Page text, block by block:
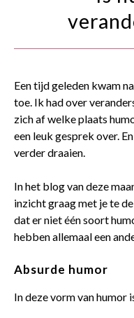
Een tijd geleden kwam
toe. Ik had over
zich af welke plaats
een leuk gesprek over.
verder draaien.
In het blog van deze
inzicht graag met je te
dat er niet één soort
hebben allemaal een
Absurde humor
In deze vorm van humor